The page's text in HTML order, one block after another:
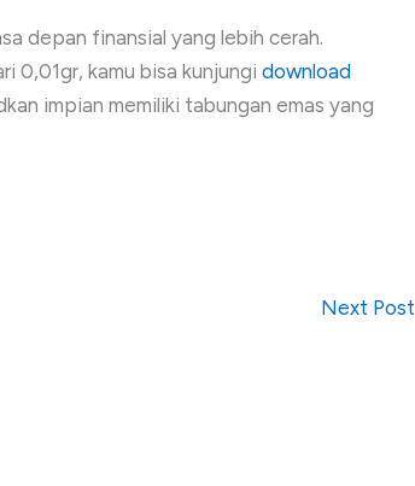
depan finansial yang lebih cerah.
0,01gr, kamu bisa kunjungi download
impian memiliki tabungan emas yang
Next Post